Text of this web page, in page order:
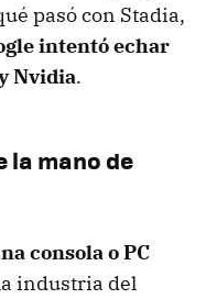
pasó con Stadia,
intentó echar
Nvidia.
la mano de
consola o PC
industria del